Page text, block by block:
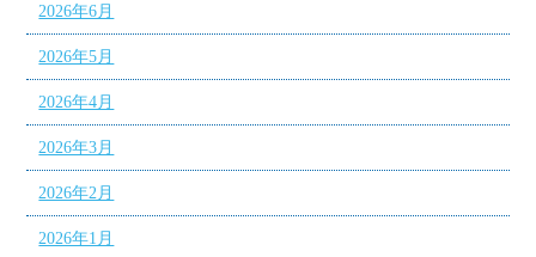
2026年6月
2026年5月
2026年4月
2026年3月
2026年2月
2026年1月